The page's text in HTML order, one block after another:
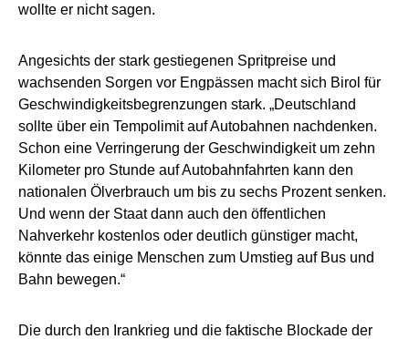
wollte er nicht sagen.
Angesichts der stark gestiegenen Spritpreise und
wachsenden Sorgen vor Engpässen macht sich Birol für
Geschwindigkeitsbegrenzungen stark. „Deutschland
sollte über ein Tempolimit auf Autobahnen nachdenken.
Schon eine Verringerung der Geschwindigkeit um zehn
Kilometer pro Stunde auf Autobahnfahrten kann den
nationalen Ölverbrauch um bis zu sechs Prozent senken.
Und wenn der Staat dann auch den öffentlichen
Nahverkehr kostenlos oder deutlich günstiger macht,
könnte das einige Menschen zum Umstieg auf Bus und
Bahn bewegen.“
Die durch den Irankrieg und die faktische Blockade der